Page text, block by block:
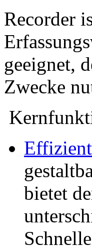
Recorder
geeignet,
Zwecke
bietet